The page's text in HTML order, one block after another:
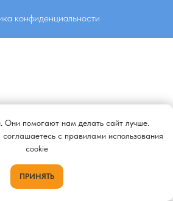
конфиденциальности
Они помогают нам делать сайт лучше.
с правилами использования
cookie
ПРИНЯТЬ